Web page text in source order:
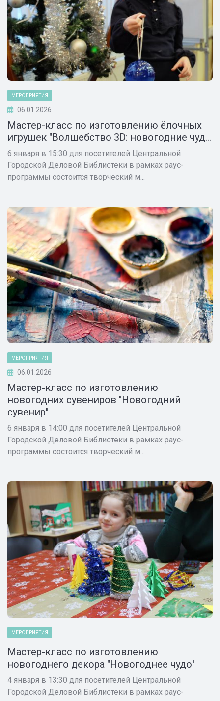
МЕРОПРИЯТИЯ
06.01.2026
Мастер-класс по изготовлению ёлочных
игрушек "Волшебство 3D: новогодние чуд...
6 января в 15:30 для посетителей Центральной
Городской Деловой Библиотеки в рамках раус-
программы состоится творческий м...
МЕРОПРИЯТИЯ
06.01.2026
Мастер-класс по изготовлению
новогодних сувениров "Новогодний
сувенир"
6 января в 14:00 для посетителей Центральной
Городской Деловой Библиотеки в рамках раус-
программы состоится творческий м...
МЕРОПРИЯТИЯ
Мастер-класс по изготовлению
новогоднего декора "Новогоднее чудо"
4 января в 13:30 для посетителей Центральной
Городской Деловой Библиотеки в рамках раус-